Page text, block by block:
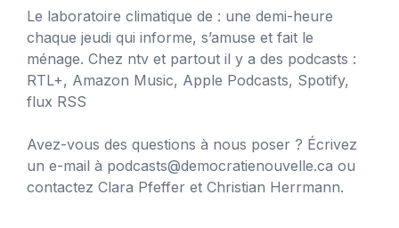
Le laboratoire climatique de : une demi-heure
chaque jeudi qui informe, s’amuse et fait le
ménage. Chez ntv et partout il y a des podcasts :
RTL+, Amazon Music, Apple Podcasts, Spotify,
flux RSS
Avez-vous des questions à nous poser ? Écrivez
un e-mail à podcasts@democratienouvelle.ca ou
contactez Clara Pfeffer et Christian Herrmann.